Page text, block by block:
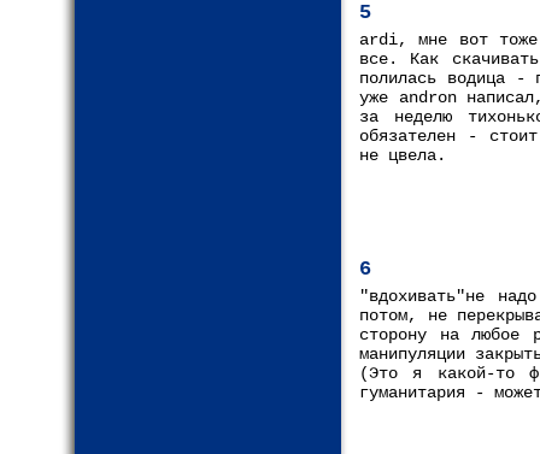
5
ardi, мне вот тоже
все. Как
полилась водица -
уже andron
за неделю
обязателен -
не цвела.
6
"вдохивать"не
потом, не
сторону на любое
манипуляции
(Это я какой-то
гуманитария -